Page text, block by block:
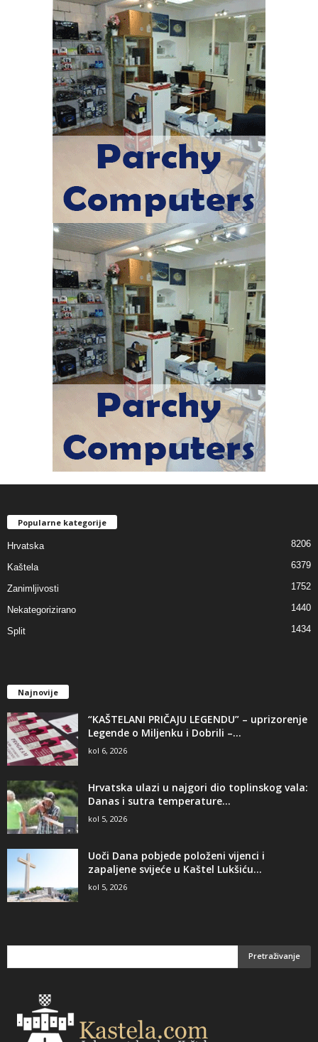
Popularne kategorije
Hrvatska 8206
Kaštela 6379
Zanimljivosti 1752
Nekategorizirano 1440
Split 1434
Najnovije
“KAŠTELANI PRIČAJU LEGENDU” – uprizorenje
Legende o Miljenku i Dobrili –...
kol 6, 2026
Hrvatska ulazi u najgori dio toplinskog vala:
Danas i sutra temperature...
kol 5, 2026
Uoči Dana pobjede položeni vijenci i
zapaljene svijeće u Kaštel Lukšiću...
kol 5, 2026